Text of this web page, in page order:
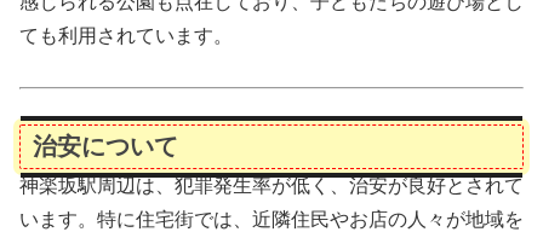
ても利用されています。
治安について
神楽坂駅周辺は、犯罪発生率が低く、治安が良好とされて
います。特に住宅街では、近隣住民やお店の人々が地域を